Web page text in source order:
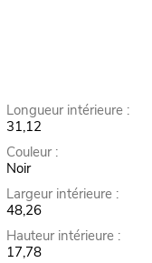
Longueur intérieure :
31,12
Couleur :
Noir
Largeur intérieure :
48,26
Hauteur intérieure :
17,78